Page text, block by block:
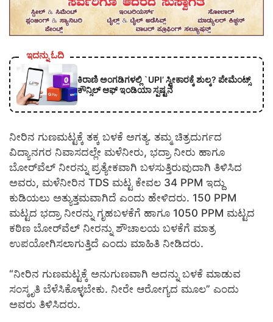
ಇದನ್ನು ಓದಿ
ಕಿರಾಣಿ ಅಂಗಡಿಗಳಲ್ಲಿ `UPI’ ಸ್ವೀಕಾರಕ್ಕೆ ಶುಲ್ಕ? ಪೇಮೆಂಟ್ಸ್
ಕೌನ್ಸಿಲ್ ಆಫ್ ಇಂಡಿಯಾ ಸ್ಪಷ್ಟನೆ
ನೀರಿನ ಗುಣಮಟ್ಟಕ್ಕೆ ತಕ್ಕ ಬಳಕೆ ಅಗತ್ಯ. ತಮ್ಮ ಚಿತ್ರದುರ್ಗದ
ವಿದ್ಯಾನಗರ ನಿವಾಸದಲ್ಲೇ ಮಳೆನೀರು, ಭದ್ರಾ ನೀರು ಹಾಗೂ
ಬೋರ್‌ವೆಲ್ ನೀರನ್ನು ಪ್ರತ್ಯೇಕವಾಗಿ ಬಳಸುತ್ತಿರುವುದಾಗಿ ತಿಳಿಸಿದ
ಅವರು, ಮಳೆನೀರಿನ TDS ಮಟ್ಟ ಕೇವಲ 34 PPM ಇದ್ದು
ಕುಡಿಯಲು ಅತ್ಯುತ್ತಮವಾಗಿದೆ ಎಂದು ಹೇಳಿದರು. 150 PPM
ಮಟ್ಟದ ಭದ್ರಾ ನೀರನ್ನು ಗೃಹಬಳಕೆಗೆ ಹಾಗೂ 1050 PPM ಮಟ್ಟದ
ಕಠಿಣ ಬೋರ್‌ವೆಲ್ ನೀರನ್ನು ಶೌಚಾಲಯ ಬಳಕೆಗೆ ಮಾತ್ರ
ಉಪಯೋಗಿಸಲಾಗುತ್ತಿದೆ ಎಂದು ಮಾಹಿತಿ ನೀಡಿದರು.
“ನೀರಿನ ಗುಣಮಟ್ಟಕ್ಕೆ ಅನುಗುಣವಾಗಿ ಅದನ್ನು ಬಳಕೆ ಮಾಡುವ
ಸಂಸ್ಕೃತಿ ಬೆಳೆಸಿಕೊಳ್ಳಬೇಕು. ನೀರೇ ಆರೋಗ್ಯದ ಮೂಲ” ಎಂದು
ಅವರು ತಿಳಿಸಿದರು.